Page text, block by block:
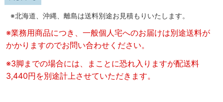
※北海道、沖縄、離島は送料別途お見積もりいたします。
※業務用商品につき、一般個人宅へのお届けは別途送料が
かかりますのでお問い合わせください。
※3脚までの場合には、まことに恐れ入りますが配送料
3,440円を別途計上させていただきます。